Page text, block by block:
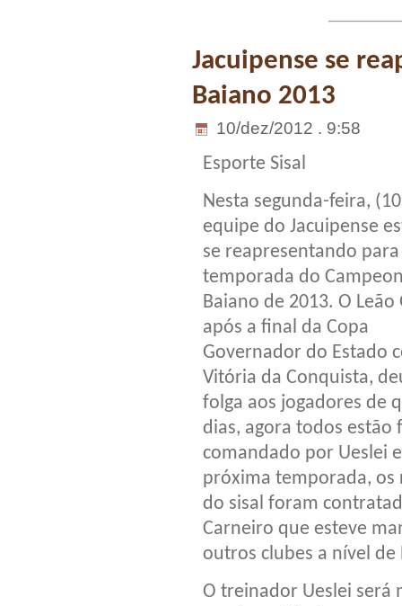
Jacuipense se
Baiano 2013
10/dez/2012 . 9:58
Esporte Sisal
Nesta segunda-feira,
equipe do Jacuipense
se reapresentando para
temporada do
Baiano de 2013. O Leão
após a final da Copa
Governador do Estado
Vitória da Conquista,
folga aos jogadores de
dias, agora todos estão
comandado por Ueslei
próxima temporada, os
do sisal foram
Carneiro que esteve
outros clubes a nível de
O treinador Ueslei será